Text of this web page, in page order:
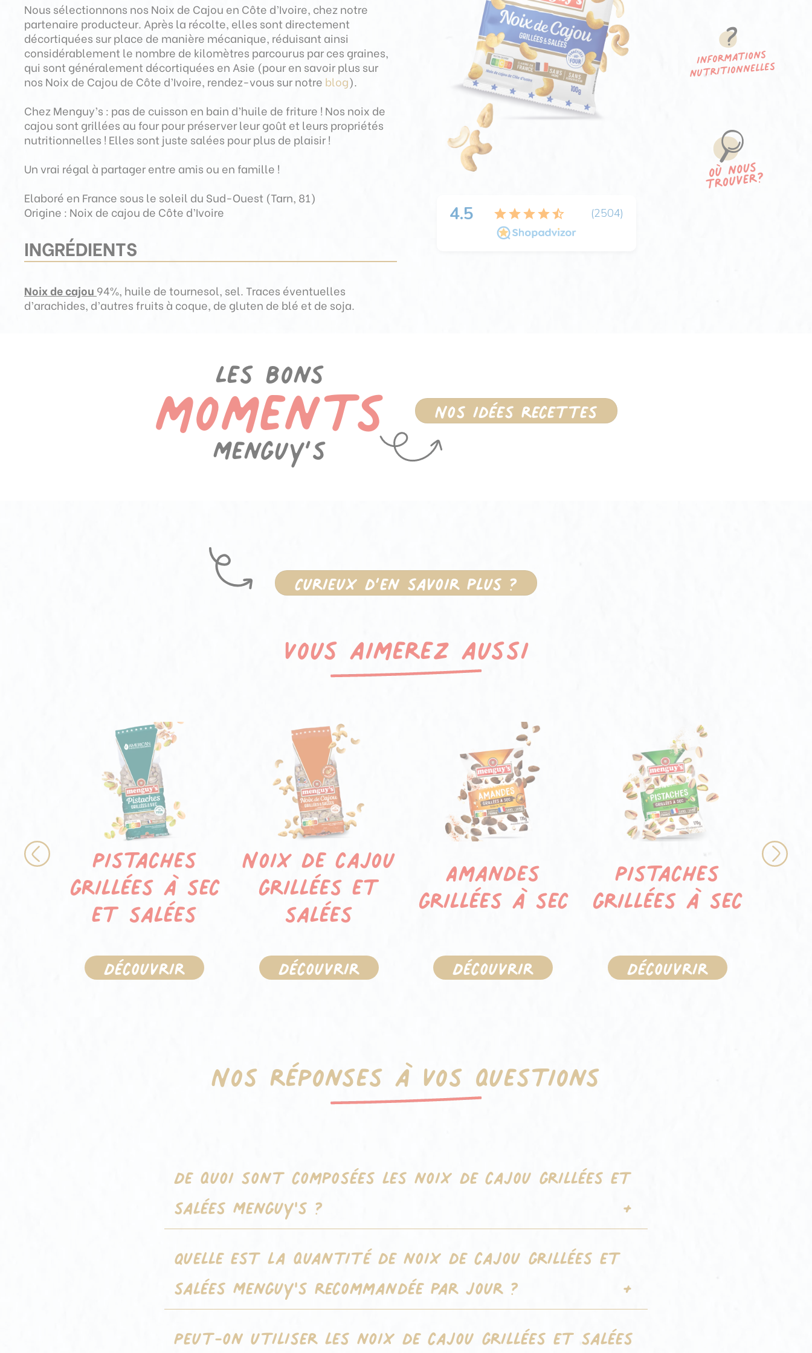
Nous sélectionnons nos Noix de Cajou en Côte d’Ivoire, chez notre
partenaire producteur. Après la récolte, elles sont directement
décortiquées sur place de manière mécanique, réduisant ainsi
considérablement le nombre de kilomètres parcourus par ces graines,
qui sont généralement décortiquées en Asie (pour en savoir plus sur
nos Noix de Cajou de Côte d’Ivoire, rendez-vous sur notre blog).
Chez Menguy’s : pas de cuisson en bain d’huile de friture ! Nos noix de
cajou sont grillées au four pour préserver leur goût et leurs propriétés
nutritionnelles ! Elles sont juste salées pour plus de plaisir !
Un vrai régal à partager entre amis ou en famille !
Elaboré en France sous le soleil du Sud-Ouest (Tarn, 81)
Origine : Noix de cajou de Côte d’Ivoire
INGRÉDIENTS
Noix de cajou 94%, huile de tournesol, sel. Traces éventuelles
d’arachides, d’autres fruits à coque, de gluten de blé et de soja.
4.5 (2504)
Les bons
moments
Menguy’s
Nos idées recettes
Curieux d’en savoir plus ?
Vous aimerez aussi
Pistaches
grillées à sec
et salées
Découvrir
Noix de cajou
grillées et
salées
Découvrir
Amandes
grillées à sec
Découvrir
Pistaches
grillées à sec
Découvrir
Previous Next
Nos réponses à vos questions
De quoi sont composées les noix de cajou grillées et
salées Menguy's ?
Quelle est la quantité de noix de cajou grillées et
salées Menguy's recommandée par jour ?
Peut-on utiliser les noix de cajou grillées et salées